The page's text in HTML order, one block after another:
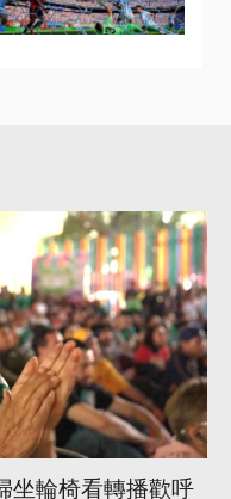
坐輪椅看轉播歡呼